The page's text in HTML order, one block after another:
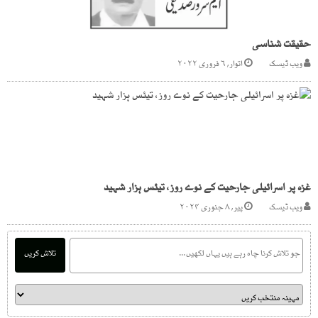
حقیقت شناسی
ویب ڈیسک اتوار, ۶ فروری ۲۰۲۲
غزہ پر اسرائیلی جارحیت کے نوے روز، تیئس ہزار شہید
ویب ڈیسک پیر, ۸ جنوری ۲۰۲۴
تلاش کریں